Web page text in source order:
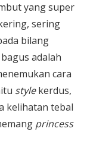
yang super
sering
bilang
adalah
cara
stylekerdus,
kelihatan tebal
princess